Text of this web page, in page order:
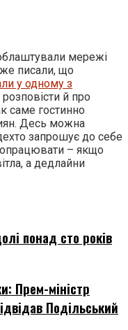
мережі
писали, що
у одному з
розповісти й про
саме гостинно
Десь можна
запрошує до себе
– якщо
а дедлайни
понад сто років
Прем-міністр
Подільський